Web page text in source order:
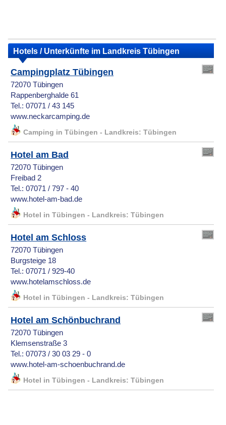
Hotels / Unterkünfte im Landkreis Tübingen
Campingplatz Tübingen
72070 Tübingen
Rappenberghalde 61
Tel.: 07071 / 43 145
www.neckarcamping.de
Camping in Tübingen - Landkreis: Tübingen
Hotel am Bad
72070 Tübingen
Freibad 2
Tel.: 07071 / 797 - 40
www.hotel-am-bad.de
Hotel in Tübingen - Landkreis: Tübingen
Hotel am Schloss
72070 Tübingen
Burgsteige 18
Tel.: 07071 / 929-40
www.hotelamschloss.de
Hotel in Tübingen - Landkreis: Tübingen
Hotel am Schönbuchrand
72070 Tübingen
Klemsenstraße 3
Tel.: 07073 / 30 03 29 - 0
www.hotel-am-schoenbuchrand.de
Hotel in Tübingen - Landkreis: Tübingen